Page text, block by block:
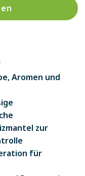
Aromen und
zur
für